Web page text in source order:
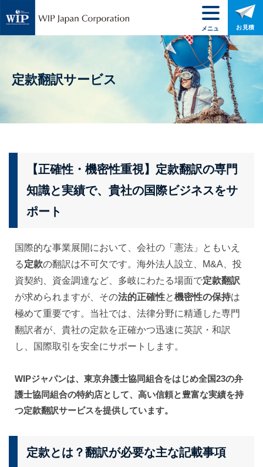
定款翻訳サービス
【正確性・機密性重視】定款翻訳の専門
知識と実績で、貴社の国際ビジネスをサ
ポート
国際的な事業展開において、会社の「憲法」ともいえ
る定款の翻訳は不可欠です。海外法人設立、M&A、投
資契約、資金調達など、多岐にわたる場面で定款翻訳
が求められますが、その法的正確性と機密性の保持は
極めて重要です。当社では、法律分野に精通した専門
翻訳者が、貴社の定款を正確かつ迅速に英訳・和訳
し、国際取引を安全にサポートします。
WIPジャパンは、東京弁護士協同組合をはじめ全国23の弁
護士協同組合の特約店として、高い信頼と豊富な実績を持
つ定款翻訳サービスを提供しています。
定款とは？翻訳が必要な主な記載事項
メニュ
ー
お見積